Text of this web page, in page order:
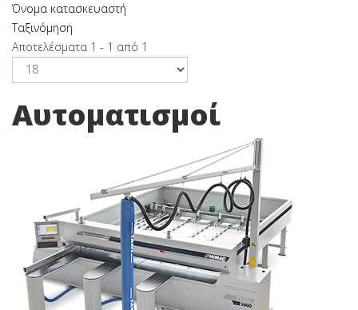
Όνομα κατασκευαστή
Ταξινόμηση
Αποτελέσματα 1 - 1 από 1
Αυτοματισμοί